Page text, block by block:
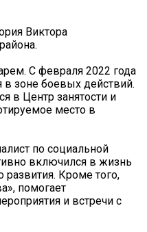
Виктора
С февраля 2022 года
в зоне боевых действий.
в Центр занятости и
место в
по социальной
включился в жизнь
развития. Кроме того,
помогает
и встречи с